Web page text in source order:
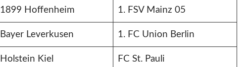
1899 Hoffenheim 1. FSV Mainz 05
Bayer Leverkusen 1. FC Union Berlin
Holstein Kiel FC St. Pauli